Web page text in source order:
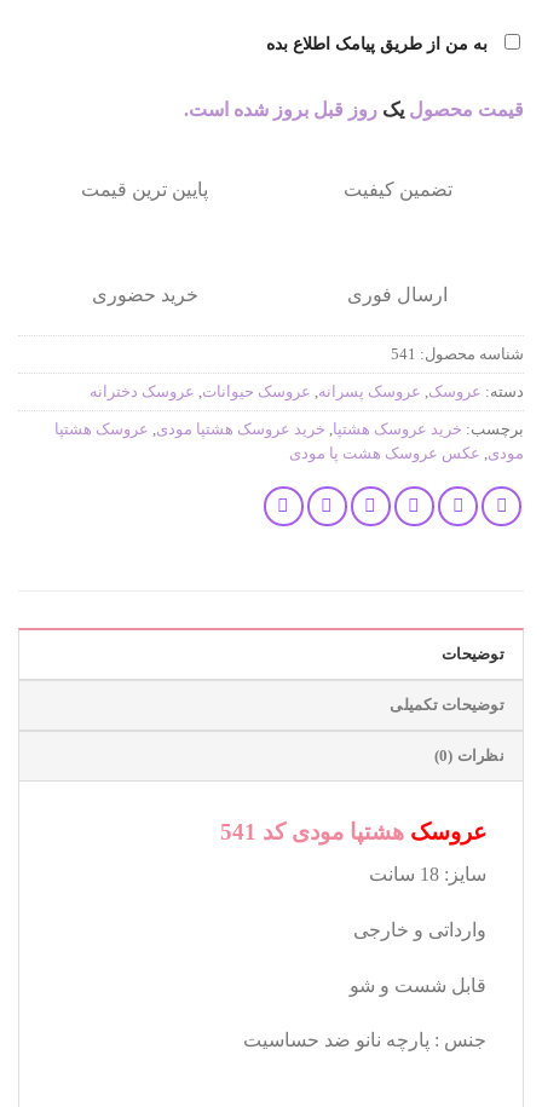
به من از طریق پیامک اطلاع بده
قیمت محصول یک روز قبل بروز شده است.
تضمین کیفیت پایین ترین قیمت
ارسال فوری خرید حضوری
شناسه محصول: 541
دسته: عروسک عروسک پسرانه عروسک حیوانات عروسک دخترانه
برچسب: خرید عروسک هشتپا خرید عروسک هشتپا مودی عروسک هشتپا
مودی عکس عروسک هشت پا مودی
توضیحات
توضیحات تکمیلی
نظرات (0)
عروسک هشتپا مودی کد 541
سایز: 18 سانت
وارداتی و خارجی
قابل شست و شو
جنس : پارچه نانو ضد حساسیت